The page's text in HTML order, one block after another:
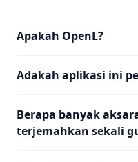
Apakah OpenL?
Adakah aplikasi ini
Berapa banyak
terjemahkan sekali